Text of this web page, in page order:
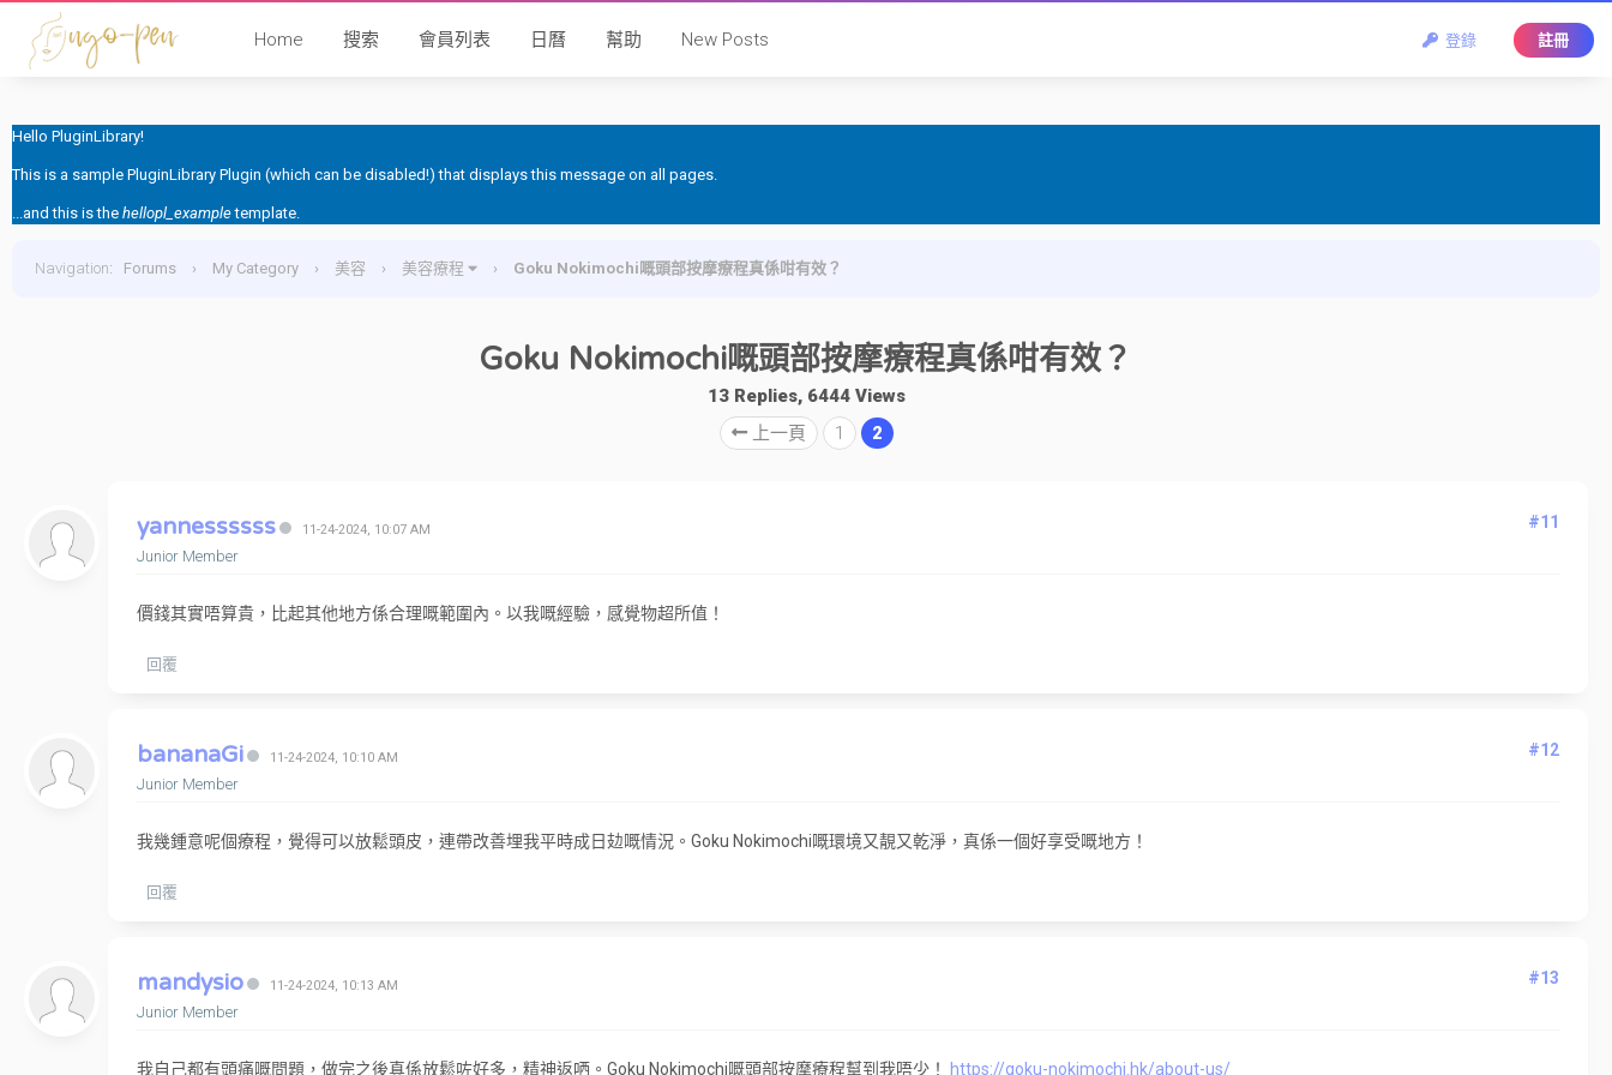
登錄 註冊
Home 搜索 會員列表 日曆 幫助 New Posts
Hello PluginLibrary!
This is a sample PluginLibrary Plugin (which can be disabled!) that displays this message on all pages.
...and this is the hellopl_exampletemplate.
Navigation: Forums › My Category › 美容 › 美容療程 › Goku Nokimochi嘅頭部按摩療程真係咁有效？
Goku Nokimochi嘅頭部按摩療程真係咁有效？
13 Replies, 6444 Views
上一頁
1 2
yannessssss 11-24-2024, 10:07 AM
Junior Member
#11
價錢其實唔算貴，比起其他地方係合理嘅範圍內。以我嘅經驗，感覺物超所值！
回覆
bananaGi 11-24-2024, 10:10 AM
Junior Member
#12
我幾鍾意呢個療程，覺得可以放鬆頭皮，連帶改善埋我平時成日攰嘅情況。Goku Nokimochi嘅環境又靚又乾淨，真係一個好享受嘅地方！
回覆
mandysio 11-24-2024, 10:13 AM
Junior Member
#13
我自己都有頭痛嘅問題，做完之後真係放鬆咗好多，精神返哂。Goku Nokimochi嘅頭部按摩療程幫到我唔少！ https://goku-nokimochi.hk/about-us/